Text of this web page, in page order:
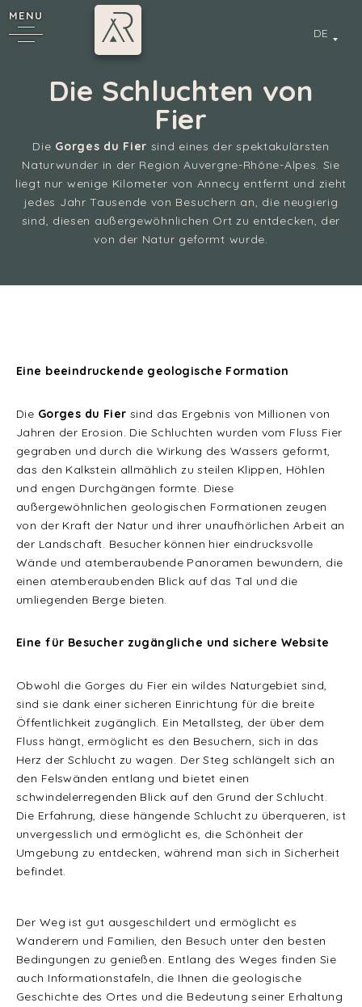
MENU
DE
Die Schluchten von
Fier
Die Gorges du Fier sind eines der spektakulärsten
Naturwunder in der Region Auvergne-Rhône-Alpes. Sie
liegt nur wenige Kilometer von Annecy entfernt und zieht
jedes Jahr Tausende von Besuchern an, die neugierig
sind, diesen außergewöhnlichen Ort zu entdecken, der
von der Natur geformt wurde.
Eine beeindruckende geologische Formation
Die Gorges du Fier sind das Ergebnis von Millionen von
Jahren der Erosion. Die Schluchten wurden vom Fluss Fier
gegraben und durch die Wirkung des Wassers geformt,
das den Kalkstein allmählich zu steilen Klippen, Höhlen
und engen Durchgängen formte. Diese
außergewöhnlichen geologischen Formationen zeugen
von der Kraft der Natur und ihrer unaufhörlichen Arbeit an
der Landschaft. Besucher können hier eindrucksvolle
Wände und atemberaubende Panoramen bewundern, die
einen atemberaubenden Blick auf das Tal und die
umliegenden Berge bieten.
Eine für Besucher zugängliche und sichere Website
Obwohl die Gorges du Fier ein wildes Naturgebiet sind,
sind sie dank einer sicheren Einrichtung für die breite
Öffentlichkeit zugänglich. Ein Metallsteg, der über dem
Fluss hängt, ermöglicht es den Besuchern, sich in das
Herz der Schlucht zu wagen. Der Steg schlängelt sich an
den Felswänden entlang und bietet einen
schwindelerregenden Blick auf den Grund der Schlucht.
Die Erfahrung, diese hängende Schlucht zu überqueren, ist
unvergesslich und ermöglicht es, die Schönheit der
Umgebung zu entdecken, während man sich in Sicherheit
befindet.
Der Weg ist gut ausgeschildert und ermöglicht es
Wanderern und Familien, den Besuch unter den besten
Bedingungen zu genießen. Entlang des Weges finden Sie
auch Informationstafeln, die Ihnen die geologische
Geschichte des Ortes und die Bedeutung seiner Erhaltung